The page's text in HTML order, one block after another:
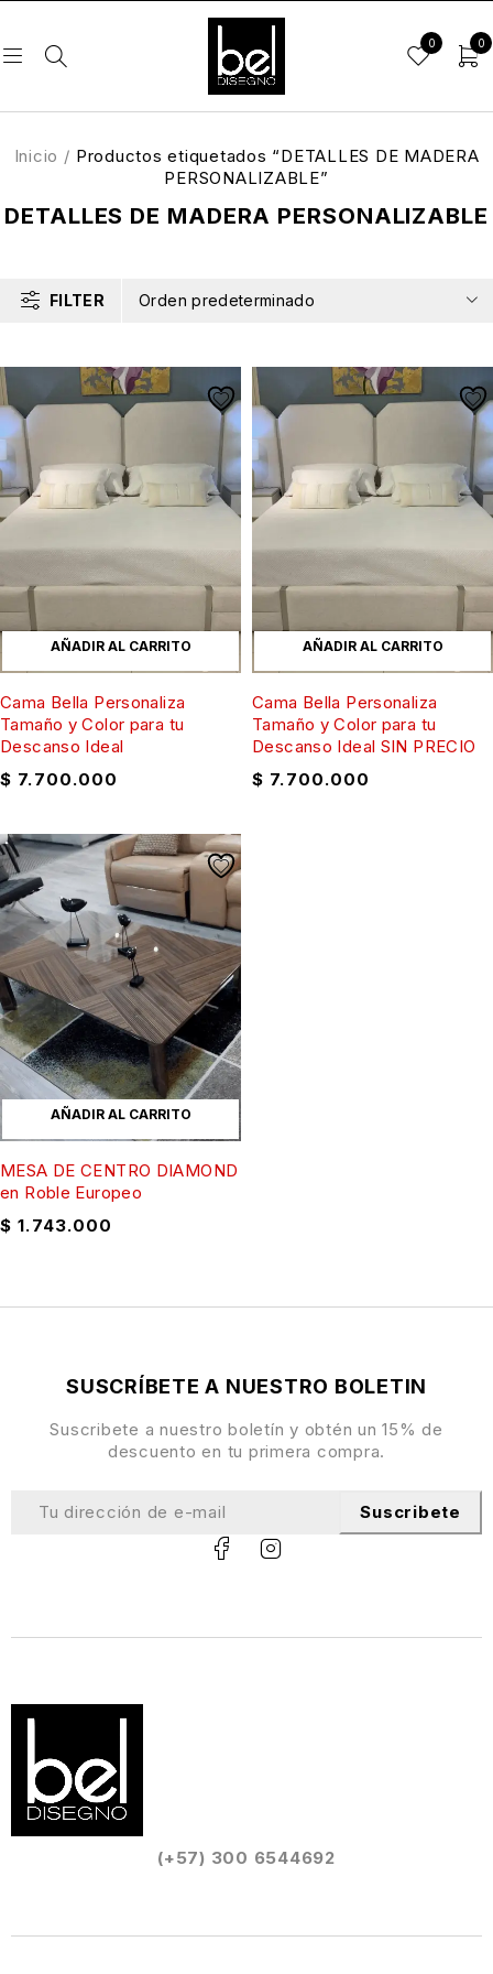
0 0
DETALLES DE MADERA PERSONALIZABLE
Inicio / Productos etiquetados “DETALLES DE MADERA
PERSONALIZABLE”
FILTER Orden predeterminado
AÑADIR AL CARRITO
Cama Bella Personaliza
Tamaño y Color para tu
Descanso Ideal
$ 7.700.000
AÑADIR AL CARRITO
Cama Bella Personaliza
Tamaño y Color para tu
Descanso Ideal SIN PRECIO
$ 7.700.000
AÑADIR AL CARRITO
MESA DE CENTRO DIAMOND
en Roble Europeo
$ 1.743.000
(+57) 300 6544692
SUSCRÍBETE A NUESTRO BOLETIN
Suscribete a nuestro boletín y obtén un 15% de
descuento en tu primera compra.
Suscribete